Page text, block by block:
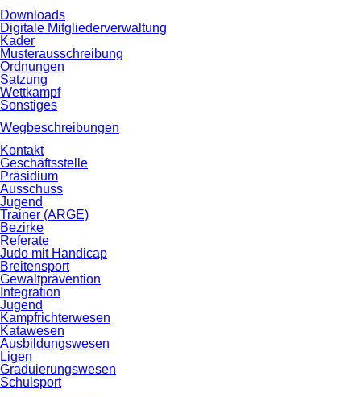
Downloads
Digitale Mitgliederverwaltung
Kader
Musterausschreibung
Ordnungen
Satzung
Wettkampf
Sonstiges
Wegbeschreibungen
Kontakt
Geschäftsstelle
Präsidium
Ausschuss
Jugend
Trainer (ARGE)
Bezirke
Referate
Judo mit Handicap
Breitensport
Gewaltprävention
Integration
Jugend
Kampfrichterwesen
Katawesen
Ausbildungswesen
Ligen
Graduierungswesen
Schulsport